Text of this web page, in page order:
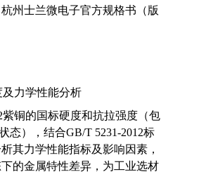
州士兰微电子官方规格书（版
力学性能分析
铜的国标硬度和抗拉强度（包
态），结合GB/T 5231-2012标
其力学性能指标及影响因素，
的金属特性差异，为工业选材